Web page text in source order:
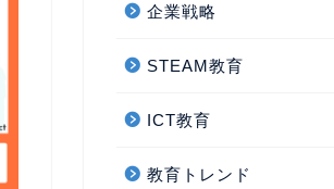
企業戦略
STEAM教育
ICT教育
教育トレンド